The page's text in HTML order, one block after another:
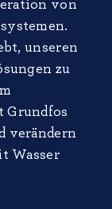
von
unseren
zu
Grundfos
verändern
Wasser